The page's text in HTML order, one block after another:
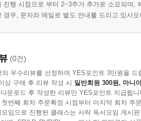
진행 시점으로 부터 2~3주가 추가로 소요되며,
경우, 문자와 메일로 별도 안내를 드리고 있사
(0건)
의 우수리뷰를 선정하여 YES포인트 3만원을 드
상 구매 후 리뷰 작성 시 일반회원 300원, 마니
운로드 후 작성한 리뷰만 YES포인트 지급됩니
첫번째 회차 주문확정 시점부터 마지막 회차 주
임으로 진행된 클래스는 사락 독서모임 게시